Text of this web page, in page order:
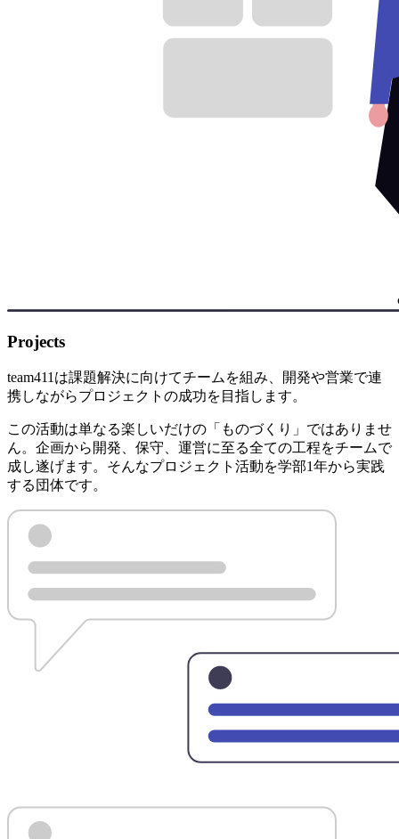
Projects
team411は課題解決に向けてチームを組み、開発や営業で連
携しながらプロジェクトの成功を目指します。
この活動は単なる楽しいだけの「ものづくり」ではありませ
ん。企画から開発、保守、運営に至る全ての工程をチームで
成し遂げます。そんなプロジェクト活動を学部1年から実践
する団体です。